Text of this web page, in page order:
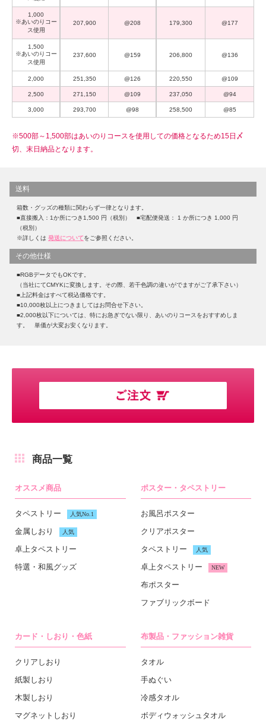
1,000
※あいのりコー
ス使用
207,900 @208 179,300 @177
1,500
※あいのりコー
ス使用
237,600 @159 206,800 @136
2,000 251,350 @126 220,550 @109
2,500 271,150 @109 237,050 @94
3,000 293,700 @98 258,500 @85
※500部～1,500部はあいのりコースを使用しての価格となるため15日〆
切、末日納品となります。
送料
箱数・グッズの種類に関わらず一律となります。
■直接搬入：1か所につき1,500 円（税別） ■宅配便発送： 1 か所につき 1,000 円
（税別）
※詳しくは 発送についてをご参照ください。
その他仕様
■RGBデータでもOKです。
（当社にてCMYKに変換します。その際、若干色調の違いがでますがご了承下さい）
■上記料金はすべて税込価格です。
■10,000枚以上につきましてはお問合せ下さい。
■2,000枚以下については、特にお急ぎでない限り、あいのりコースをおすすめしま
す。 単価が大変お安くなります。
商品一覧
オススメ商品
タペストリー 人気No.1
金属しおり 人気
卓上タペストリー
特選・和風グッズ
カード・しおり・色紙
クリアしおり
紙製しおり
木製しおり
マグネットしおり
布製品・ファッション雑貨
タオル
手ぬぐい
冷感タオル
ボディウォッシュタオル
ポスター・タペストリー
お風呂ポスター
クリアポスター
タペストリー
人気
卓上タペストリー NEW
布ポスター
ファブリックボード